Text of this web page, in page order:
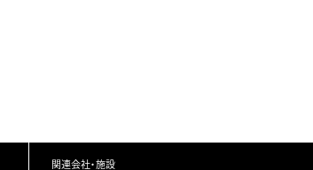
関連会社・施設